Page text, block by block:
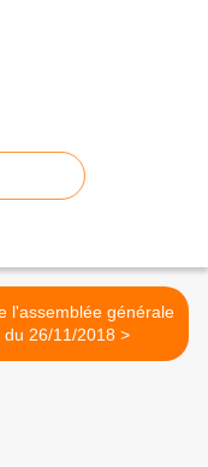
l'assemblée générale
du 26/11/2018 >